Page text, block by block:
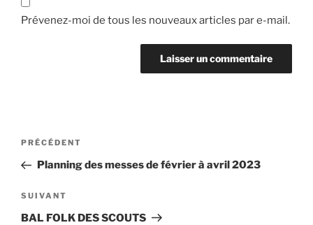
Prévenez-moi de tous les nouveaux articles par e-mail.
Navigation
l’article
Article
précédent
PRÉCÉDENT
Planning des messes de février à avril 2023
Article
suivant
SUIVANT
BAL FOLK DES SCOUTS